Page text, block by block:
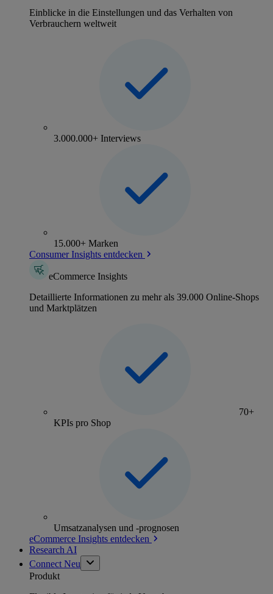
Einblicke in die Einstellungen und das Verhalten von
Verbrauchern weltweit
3.000.000+ Interviews
15.000+ Marken
Consumer Insights entdecken
eCommerce Insights
Detaillierte Informationen zu mehr als 39.000 Online-Shops
und Marktplätzen
70+
KPIs pro Shop
Umsatzanalysen und -prognosen
eCommerce Insights entdecken
Research AI
Connect Neu
Produkt